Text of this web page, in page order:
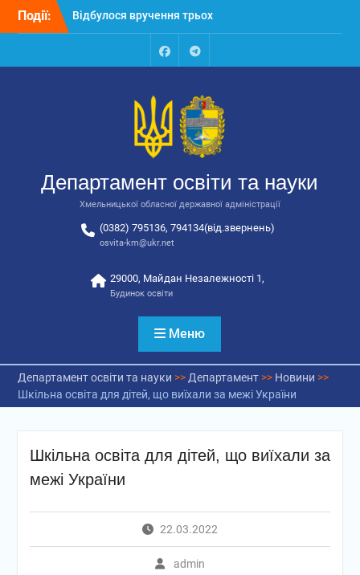
Перейти
Події:
Відбулося вручення трьох
автобусів для потреб
Відбулося засідання
освіти та науки обласної
державної адміністрації
Відбулась обласна
національно-патріотичне
виховання
FacebookTalegram
Департамент освіти та науки
Хмельницької обласної державної адміністрації
(0382) 795136, 794134(від.звернень)
osvita-km@ukr.net
29000, Майдан Незалежності 1,
Будинок освіти
Меню
Департамент освіти та науки >> Департамент>> Новини >>
Шкільна освіта для дітей, що виїхали за межі України
Шкільна освіта для дітей, що виїхали за
межі України
22.03.2022
admin